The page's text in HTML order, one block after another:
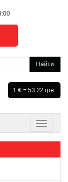
Найти
1 € = 53.22 грн.